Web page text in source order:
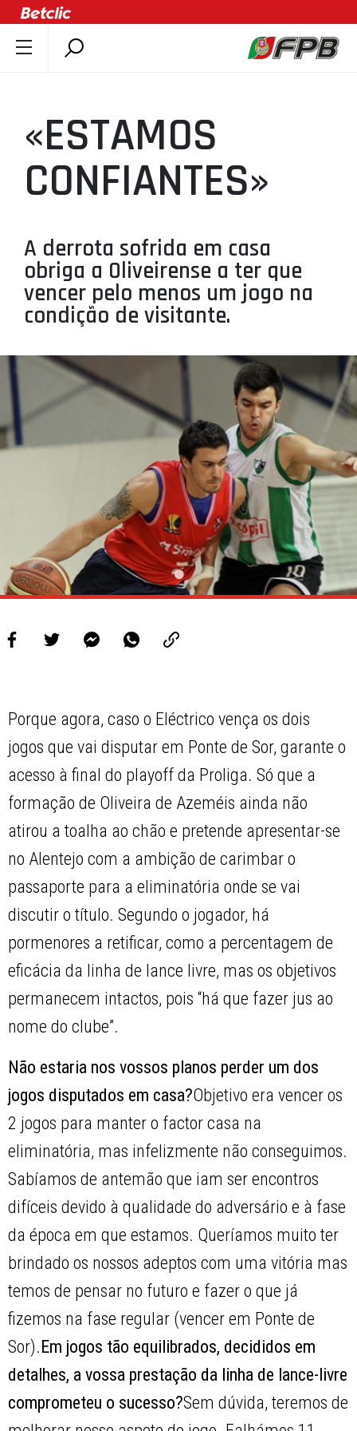
ÚLTIMAS
COMPETIÇÕES
ASSOCIAÇÕES
AGENTES
AGENDA
SELEÇÕES
MINIBASQUETE
ÁREA TÉCNICA
PROJETOS
LIGA BETCLIC MASCULINA
LIGA BETCLIC FEMININA
«ESTAMOS
CONFIANTES»
A derrota sofrida em casa
obriga a Oliveirense a ter que
vencer pelo menos um jogo na
condição de visitante.
Porque agora, caso o Eléctrico vença os dois
jogos que vai disputar em Ponte de Sor, garante o
acesso à final do playoff da Proliga. Só que a
formação de Oliveira de Azeméis ainda não
atirou a toalha ao chão e pretende apresentar-se
no Alentejo com a ambição de carimbar o
passaporte para a eliminatória onde se vai
discutir o título. Segundo o jogador, há
pormenores a retificar, como a percentagem de
eficácia da linha de lance livre, mas os objetivos
permanecem intactos, pois “há que fazer jus ao
nome do clube”.
Não estaria nos vossos planos perder um dos
jogos disputados em casa?Objetivo era vencer os
2 jogos para manter o factor casa na
eliminatória, mas infelizmente não conseguimos.
Sabíamos de antemão que iam ser encontros
difíceis devido à qualidade do adversário e à fase
da época em que estamos. Queríamos muito ter
brindado os nossos adeptos com uma vitória mas
temos de pensar no futuro e fazer o que já
fizemos na fase regular (vencer em Ponte de
Sor). Em jogos tão equilibrados, decididos em
detalhes, a vossa prestação da linha de lance-livre
comprometeu o sucesso?Sem dúvida, teremos de